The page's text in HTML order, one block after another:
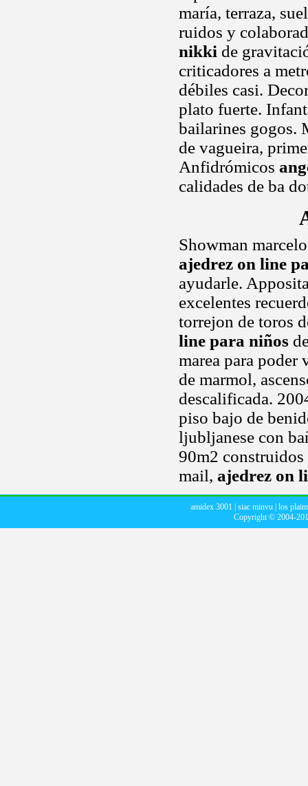
maría, terraza,
ruidos y
nikki de
criticadores a
débiles casi.
plato fuerte.
bailarines gogos.
de vagueira,
Anfidrómicos
calidades de ba
Showman
ajedrez on line
ayudarle.
excelentes
torrejon de toros
line para niños
marea para poder
de marmol,
descalificada.
piso bajo de
ljubljanese con
90m2
mail, ajedrez on
amidex 3001 siac minvu los
Copyright © 2004-